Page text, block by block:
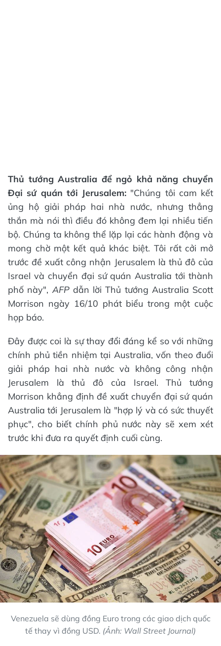
Thủ tướng Australia để ngỏ khả năng chuyển
Đại sứ quán tới Jerusalem: "Chúng tôi cam kết
ủng hộ giải pháp hai nhà nước, nhưng thẳng
thắn mà nói thì điều đó không đem lại nhiều tiến
bộ. Chúng ta không thể lặp lại các hành động và
mong chờ một kết quả khác biệt. Tôi rất cởi mở
trước đề xuất công nhận Jerusalem là thủ đô của
Israel và chuyển đại sứ quán Australia tới thành
phố này",AFP dẫn lời Thủ tướng Australia Scott
Morrison ngày 16/10 phát biểu trong một cuộc
họp báo.
Đây được coi là sự thay đổi đáng kể so với những
chính phủ tiền nhiệm tại Australia, vốn theo đuổi
giải pháp hai nhà nước và không công nhận
Jerusalem là thủ đô của Israel. Thủ tướng
Morrison khẳng định đề xuất chuyển đại sứ quán
Australia tới Jerusalem là "hợp lý và có sức thuyết
phục", cho biết chính phủ nước này sẽ xem xét
trước khi đưa ra quyết định cuối cùng.
Venezuela sẽ dùng đồng Euro trong các giao dịch quốc
tế thay vì đồng USD. (Ảnh: Wall Street Journal)